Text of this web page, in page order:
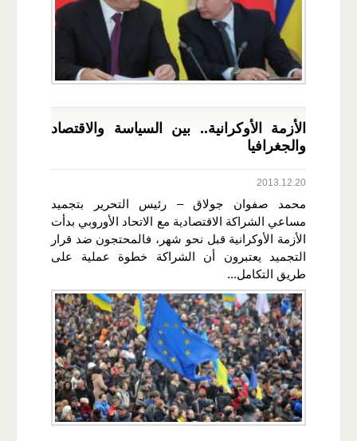
الأزمة الأوكرانية.. بين السياسة والاقتصاد
والجغرافيا
2013.12.20
محمد صفوان جولاق – رئيس التحرير بتجميد
مساعي الشراكة الاقتصادية مع الاتحاد الأوروبي بدأت
الأزمة الأوكرانية قبل نحو شهر، فالمحتجون ضد قرار
التجميد يعتبرون أن الشراكة خطوة عملية على
طريق التكامل...